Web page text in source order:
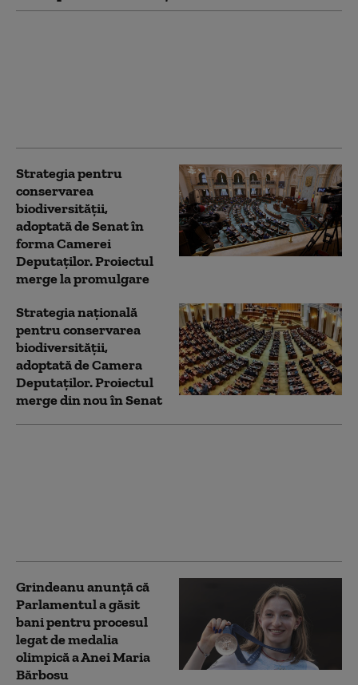
Strategia pentru
conservarea
biodiversității,
adoptată de Senat în
forma Camerei
Deputaților. Proiectul
merge la promulgare
Strategia naţională
pentru conservarea
biodiversităţii,
adoptată de Camera
Deputaților. Proiectul
merge din nou în Senat
Grindeanu anunță că
Parlamentul a găsit
bani pentru procesul
legat de medalia
olimpică a Anei Maria
Bărbosu